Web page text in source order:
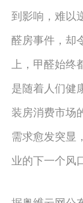
到影响，难以
醛房事件，却
上，甲醛始终
是随着人们健
装房消费市场
需求愈发突显
业的下一个风